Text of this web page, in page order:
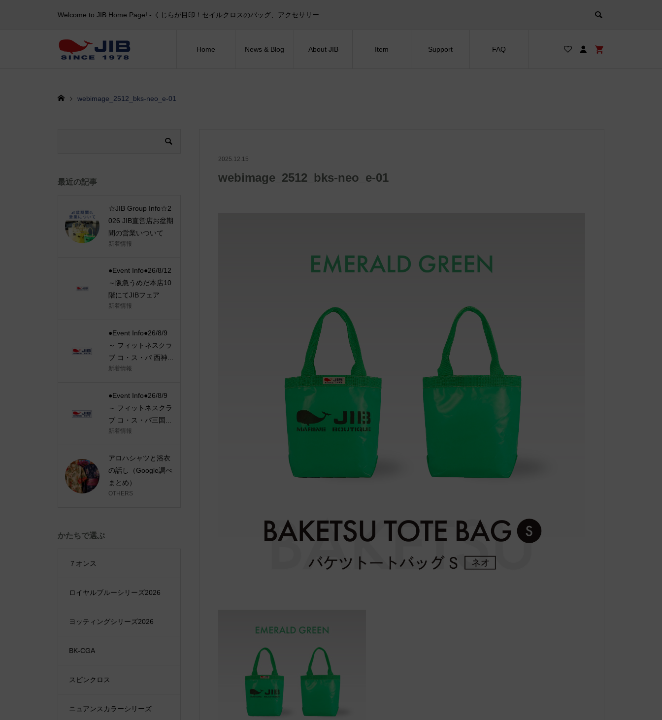
Welcome to JIB Home Page! ‐ くじらが目印！セイルクロスのバッグ、アクセサリー
Home News & Blog About JIB Item Support FAQ
webimage_2512_bks-neo_e-01
2025.12.15
webimage_2512_bks-neo_e-01
最近の記事
☆JIB Group Info☆2
026 JIB直営店お盆期
間の営業いついて
新着情報
●Event Info●26/8/12
～阪急うめだ本店10
階にてJIBフェア
新着情報
●Event Info●26/8/9
～ フィットネスクラ
ブ コ・ス・パ 西神...
新着情報
●Event Info●26/8/9
～ フィットネスクラ
ブ コ・ス・パ三国...
新着情報
アロハシャツと浴衣
の話し（Google調べ
まとめ）
OTHERS
かたちで選ぶ
７オンス
ロイヤルブルーシリーズ2026
ヨッティングシリーズ2026
BK-CGA
スピンクロス
ニュアンスカラーシリーズ